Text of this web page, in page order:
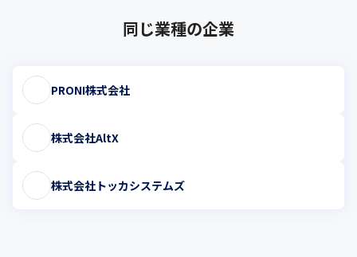
同じ業種の企業
PRONI株式会社
株式会社AltX
株式会社トッカシステムズ